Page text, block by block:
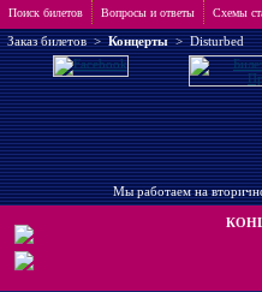
Поиск билетов Вопросы и ответы Схемы
Заказ билетов > Концерты > Disturbed
Мы работаем на